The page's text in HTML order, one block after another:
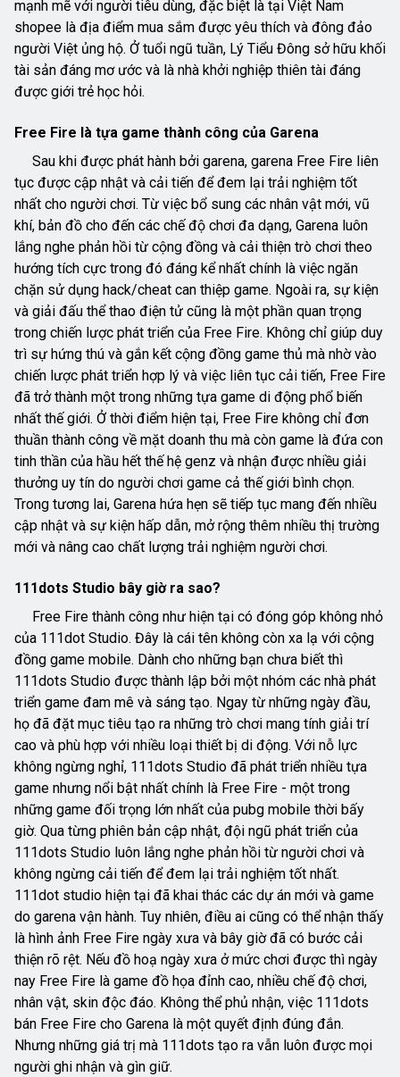
mạnh mẽ với người tiêu dùng, đặc biệt là tại Việt Nam
shopee là địa điểm mua sắm được yêu thích và đông đảo
người Việt ủng hộ. Ở tuổi ngũ tuần, Lý Tiểu Đông sở hữu khối
tài sản đáng mơ ước và là nhà khởi nghiệp thiên tài đáng
được giới trẻ học hỏi.
Free Fire là tựa game thành công của Garena
Sau khi được phát hành bởi garena, garena Free Fire liên
tục được cập nhật và cải tiến để đem lại trải nghiệm tốt
nhất cho người chơi. Từ việc bổ sung các nhân vật mới, vũ
khí, bản đồ cho đến các chế độ chơi đa dạng, Garena luôn
lắng nghe phản hồi từ cộng đồng và cải thiện trò chơi theo
hướng tích cực trong đó đáng kể nhất chính là việc ngăn
chặn sử dụng hack/cheat can thiệp game. Ngoài ra, sự kiện
và giải đấu thể thao điện tử cũng là một phần quan trọng
trong chiến lược phát triển của Free Fire. Không chỉ giúp duy
trì sự hứng thú và gắn kết cộng đồng game thủ mà nhờ vào
chiến lược phát triển hợp lý và việc liên tục cải tiến, Free Fire
đã trở thành một trong những tựa game di động phổ biến
nhất thế giới. Ở thời điểm hiện tại, Free Fire không chỉ đơn
thuần thành công về mặt doanh thu mà còn game là đứa con
tinh thần của hầu hết thế hệ genz và nhận được nhiều giải
thưởng uy tín do người chơi game cả thế giới bình chọn.
Trong tương lai, Garena hứa hẹn sẽ tiếp tục mang đến nhiều
cập nhật và sự kiện hấp dẫn, mở rộng thêm nhiều thị trường
mới và nâng cao chất lượng trải nghiệm người chơi.
111dots Studio bây giờ ra sao?
Free Fire thành công như hiện tại có đóng góp không nhỏ
của 111dot Studio. Đây là cái tên không còn xa lạ với cộng
đồng game mobile. Dành cho những bạn chưa biết thì
111dots Studio được thành lập bởi một nhóm các nhà phát
triển game đam mê và sáng tạo. Ngay từ những ngày đầu,
họ đã đặt mục tiêu tạo ra những trò chơi mang tính giải trí
cao và phù hợp với nhiều loại thiết bị di động. Với nỗ lực
không ngừng nghỉ, 111dots Studio đã phát triển nhiều tựa
game nhưng nổi bật nhất chính là Free Fire - một trong
những game đối trọng lớn nhất của pubg mobile thời bấy
giờ. Qua từng phiên bản cập nhật, đội ngũ phát triển của
111dots Studio luôn lắng nghe phản hồi từ người chơi và
không ngừng cải tiến để đem lại trải nghiệm tốt nhất.
111dot studio hiện tại đã khai thác các dự án mới và game
do garena vận hành. Tuy nhiên, điều ai cũng có thể nhận thấy
là hình ảnh Free Fire ngày xưa và bây giờ đã có bước cải
thiện rõ rệt. Nếu đồ hoạ ngày xưa ở mức chơi được thì ngày
nay Free Fire là game đồ họa đỉnh cao, nhiều chế độ chơi,
nhân vật, skin độc đáo. Không thể phủ nhận, việc 111dots
bán Free Fire cho Garena là một quyết định đúng đắn.
Nhưng những giá trị mà 111dots tạo ra vẫn luôn được mọi
người ghi nhận và gìn giữ.